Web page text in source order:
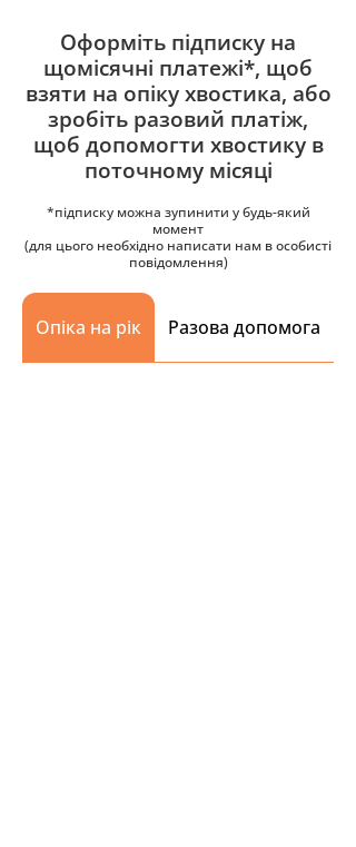
Оформіть підписку на
щомісячні платежі*, щоб
взяти на опіку хвостика, або
зробіть разовий платіж,
щоб допомогти хвостику в
поточному місяці
*підписку можна зупинити у будь-який
момент
(для цього необхідно написати нам в особисті
повідомлення)
Опіка на рік Разова допомога